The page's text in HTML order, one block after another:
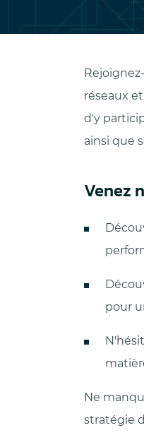
réseaux
d'y
ainsi que
Venez
pour
Ne
stratégie